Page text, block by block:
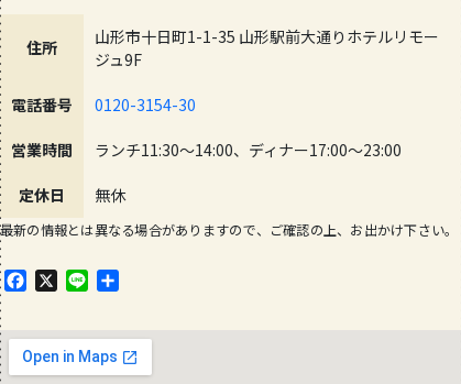
住所
山形市十日町1-1-35 山形駅前大通りホテルリモー
ジュ9F
電話番号 0120-3154-30
営業時間 ランチ11:30〜14:00、ディナー17:00〜23:00
定休日 無休
最新の情報とは異なる場合がありますので、ご確認の上、お出かけ下さい。
F
e
b
X
L
e